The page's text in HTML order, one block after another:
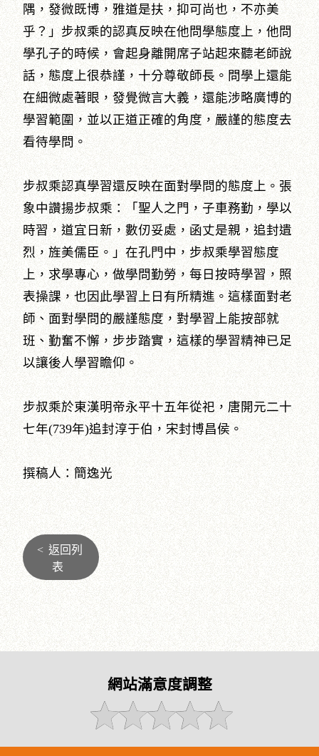
隅，發微既博，雅道是扶，抑可尚也，不亦美
乎？」步叔乘的認真反映在他問學態度上，他問
學孔子的時候，會起身離開席子站起來聽老師說
話，態度上很恭謹，十分尊敬師長。問學上還能
在細微處著眼，發覺微言大義，還能涉略廣博的
學習範圍，並以正道正確的角度，嚴謹的態度去
看待學問。
步叔乘認真學習還反映在面對學問的態度上。張
象中讚揚步叔乘：「聖人之門，子車務勤，學以
時習，道宜日新，數仞妥處，函丈是親，追封遺
烈，旌美儒臣。」在孔門中，步叔乘學習態度
上，求學專心，做學問勤勞，每日按時學習，照
表操課，也因此學習上日有所精進。這樣面對老
師、面對學問的嚴謹態度，對學習上能按部就
班、勤奮不懈，步步踏實，這樣的學習精神已足
以讓後人學習瞻仰。
步叔乘於東漢明帝永平十五年從祀，唐開元二十
七年(739年)追封淳于伯，宋封博昌侯。
撰稿人：簡逸光
< 返回列
表
網站滿意度調整